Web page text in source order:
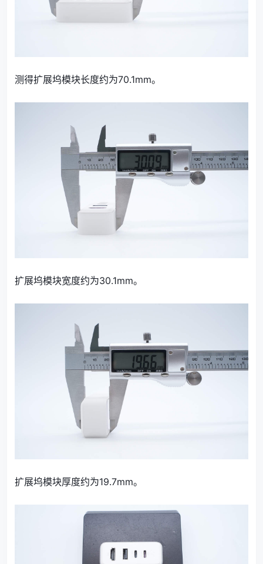
测得扩展坞模块长度约为70.1mm。
扩展坞模块宽度约为30.1mm。
扩展坞模块厚度约为19.7mm。